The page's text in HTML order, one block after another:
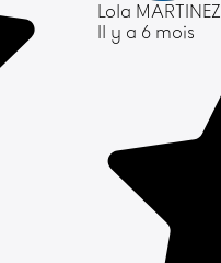
Lola MARTINEZ
Il y a 6 mois